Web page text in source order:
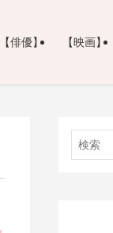
【俳優】 【映画】